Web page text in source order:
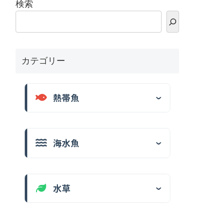
検索
カテゴリー
熱帯魚
海水魚
水草